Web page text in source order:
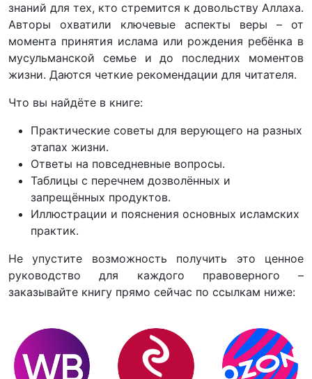
знаний для тех, кто стремится к довольству Аллаха.
Авторы охватили ключевые аспекты веры – от
момента принятия ислама или рождения ребёнка в
мусульманской семье и до последних моментов
жизни. Даются четкие рекомендации для читателя.
Что вы найдёте в книге:
Практические советы для верующего на разных
этапах жизни.
Ответы на повседневные вопросы.
Таблицы с перечнем дозволённых и
запрещённых продуктов.
Иллюстрации и пояснения основных исламских
практик.
Не упустите возможность получить это ценное
руководство для каждого правоверного –
заказывайте книгу прямо сейчас по ссылкам ниже: